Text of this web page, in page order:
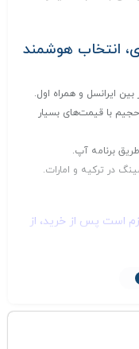
انتخاب هوشمند
بین ایرانسل و همراه اول.
با قیمت‌های بسیار
برنامه آپ.
در ترکیه و امارات.
است پس از خرید، از
سیم‌کارت، ضروری است